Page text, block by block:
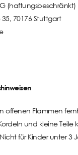
(haftungsbeschränkt)
70176 Stuttgart
offenen Flammen
und kleine Teile
für Kinder unter 3